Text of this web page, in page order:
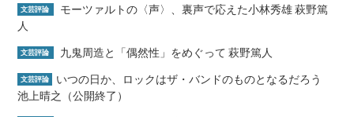
文芸評論
モーツァルトの〈声〉、裏声で応えた小林秀雄 萩野篤
人
文芸評論 九鬼周造と「偶然性」をめぐって 萩野篤人
文芸評論
いつの日か、ロックはザ・バンドのものとなるだろう
池上晴之（公開終了）